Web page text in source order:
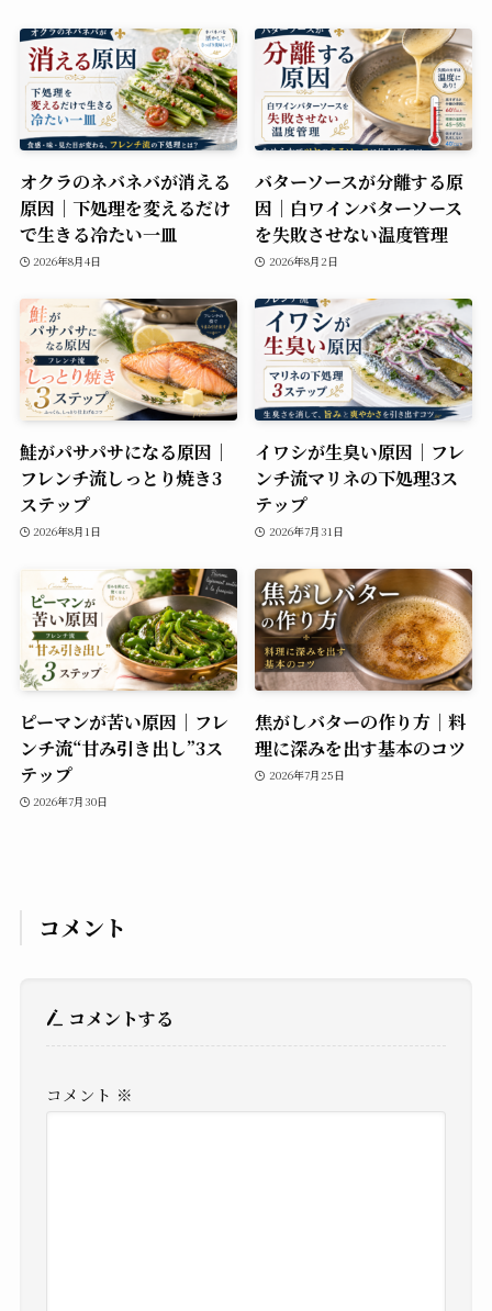
オクラのネバネバが消える
原因｜下処理を変えるだけ
で生きる冷たい一皿
2026年8月4日
バターソースが分離する原
因｜白ワインバターソース
を失敗させない温度管理
2026年8月2日
鮭がパサパサになる原因｜
フレンチ流しっとり焼き3
ステップ
2026年8月1日
イワシが生臭い原因｜フレ
ンチ流マリネの下処理3ス
テップ
2026年7月31日
ピーマンが苦い原因｜フレ
ンチ流“甘み引き出し”3ス
テップ
2026年7月30日
焦がしバターの作り方｜料
理に深みを出す基本のコツ
2026年7月25日
コメント
コメントする
コメント ※